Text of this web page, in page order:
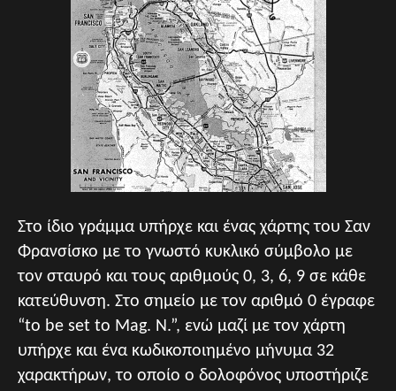
Στο ίδιο γράμμα υπήρχε και ένας χάρτης του Σαν
Φρανσίσκο με το γνωστό κυκλικό σύμβολο με
τον σταυρό και τους αριθμούς 0, 3, 6, 9 σε κάθε
κατεύθυνση. Στο σημείο με τον αριθμό 0 έγραφε
“to be set to Mag. N.”, ενώ μαζί με τον χάρτη
υπήρχε και ένα κωδικοποιημένο μήνυμα 32
χαρακτήρων, το οποίο ο δολοφόνος υποστήριζε